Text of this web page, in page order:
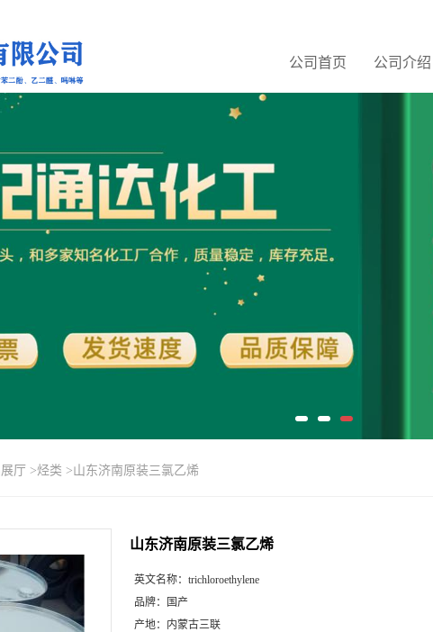
公司首页 公司介绍
厅 >烃类 >山东济南原装三氯乙烯
山东济南原装三氯乙烯
英文名称： trichloroethylene
品牌：
国产
产地：
内蒙古三联